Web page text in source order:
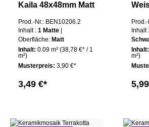
Kaila 48x48mm Matt
Prod.-Nr.: BEN10206.2
Inhalt : 1 Matte
Oberfläche: Matt
Inhalt: 0.09 m² (38,78 €* / 1
m²)
Musterpreis: 3,90 €*
3,49 €*
Inhalt :
Matt
Inhalt:
m²)